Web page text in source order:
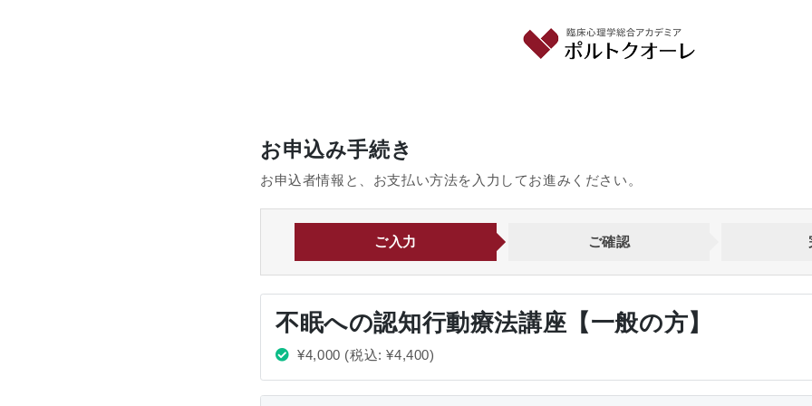
お申込み手続き
お申込者情報と、お支払い方法を入力してお進みください。
ご入力 ご確認
不眠への認知行動療法講座【一般の方】
¥4,000 (税込: ¥4,400)